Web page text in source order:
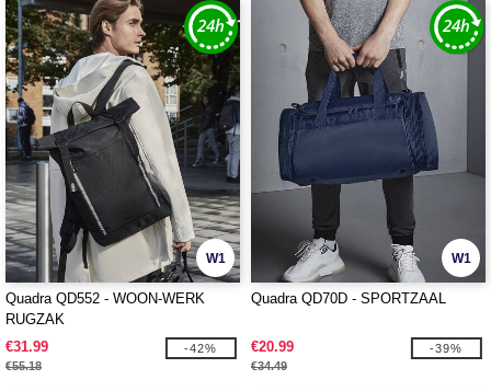
W1
Quadra QD552 - WOON-WERK
RUGZAK
€31.99
€55.18
-42%
W1
Quadra QD70D - SPORTZAAL
€20.99
€34.49
-39%